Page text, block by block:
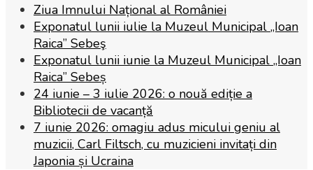
Ziua Imnului Național al României
Exponatul lunii iulie la Muzeul Municipal „Ioan
Raica” Sebeş
Exponatul lunii iunie la Muzeul Municipal „Ioan
Raica” Sebeș
24 iunie – 3 iulie 2026: o nouă ediție a
Bibliotecii de vacanță
7 iunie 2026: omagiu adus micului geniu al
muzicii, Carl Filtsch, cu muzicieni invitați din
Japonia și Ucraina